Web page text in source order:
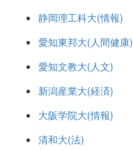
静岡理工科大(情報)
愛知東邦大(人間健康)
愛知文教大(人文)
新潟産業大(経済)
大阪学院大(情報)
清和大(法)